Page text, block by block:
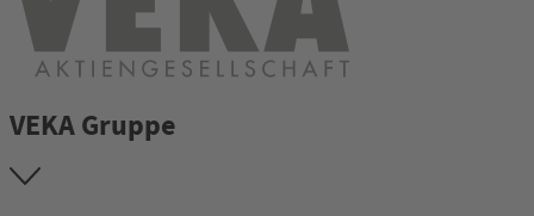
VEKA Gruppe